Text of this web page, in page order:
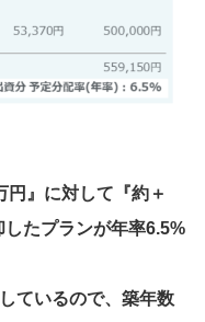
』に対して『約＋
たプランが年率6.5%
ているので、築年数